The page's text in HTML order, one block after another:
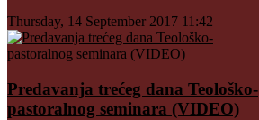
Thursday, 14 September 2017 11:42
Predavanja trećeg dana Teološko-
pastoralnog seminara (VIDEO)